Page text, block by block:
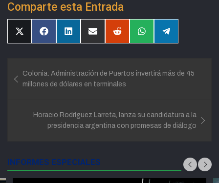
Comparte esta Entrada
CompartirCompartirCompartirCompartirCompartirCompartirCompartir
de
Colonia: Administración de Puertos invertirá más de 45
millones de dólares en terminales
Horacio Rodríguez Larreta, lanza su candidatura a la
presidencia argentina con promesas de diálogo
INFORMES ESPECIALES